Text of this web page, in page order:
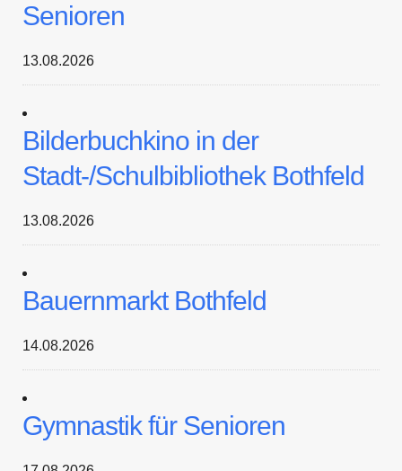
Senioren
13.08.2026
Bilderbuchkino in der
Stadt-/Schulbibliothek Bothfeld
13.08.2026
Bauernmarkt Bothfeld
14.08.2026
Gymnastik für Senioren